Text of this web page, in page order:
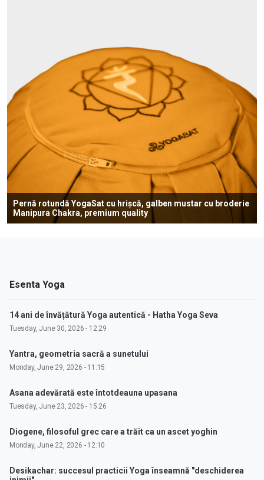
Pernă rotundă YogaSat cu hrișcă, galben mustar cu broderie
Manipura Chakra, premium quality
Esenta Yoga
14 ani de învățătură Yoga autentică - Hatha Yoga Seva
Tuesday, June 30, 2026 - 12:29
Yantra, geometria sacră a sunetului
Monday, June 29, 2026 - 11:15
Asana adevărată este întotdeauna upasana
Tuesday, June 23, 2026 - 15:26
Diogene, filosoful grec care a trăit ca un ascet yoghin
Monday, June 22, 2026 - 12:10
Desikachar: succesul practicii Yoga înseamnă "deschiderea